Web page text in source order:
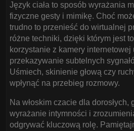
Język ciała to sposób wyrażania
fizyczne gesty i mimikę. Choć
trudno to przenieść do wirtualnej
różne techniki, dzięki którym jest
korzystanie z kamery internetowej
przekazywanie subtelnych
Uśmiech, skinienie głową czy
wpłynąć na przebieg rozmowy.
Na włoskim czacie dla
wyrażanie intymności i
odgrywać kluczową rolę.